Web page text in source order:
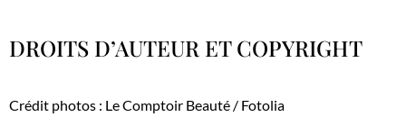
DROITS D’AUTEUR ET COPYRIGHT
Crédit photos : Le Comptoir Beauté / Fotolia